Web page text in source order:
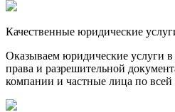
Качественные юридические
Оказываем юридические услуги в
права и разрешительной
компании и частные лица по всей